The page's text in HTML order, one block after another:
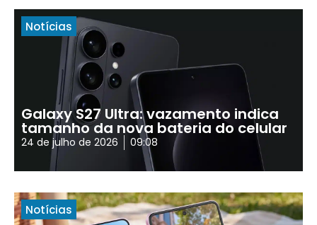
Notícias
Galaxy S27 Ultra: vazamento indica
tamanho da nova bateria do celular
24 de julho de 2026 09:08
Notícias